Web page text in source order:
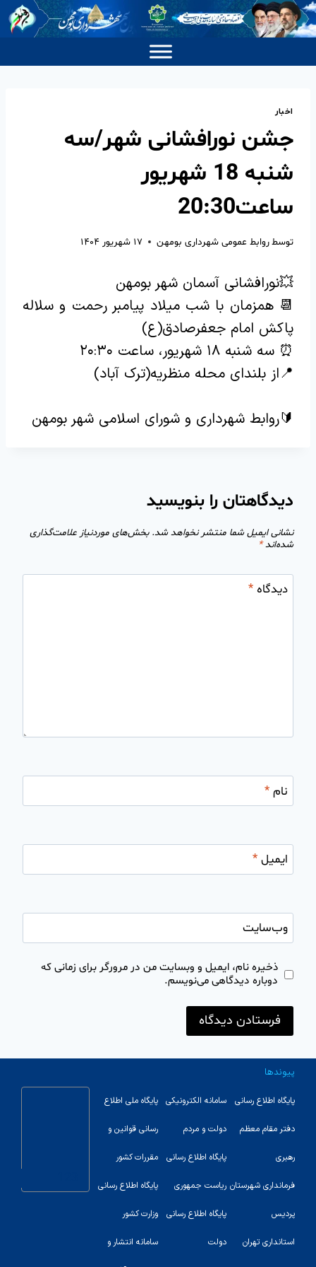
اخبار
جشن نورافشانی شهر/سه
شنبه 18 شهریور
ساعت20:30
توسطروابط عمومی شهرداری بومهن ۱۷ شهریور ۱۴۰۴
💥نورافشانی آسمان شهر بومهن
📆 همزمان با شب میلاد پیامبر رحمت و سلاله
پاکش امام جعفرصادق(ع)
⏰ سه شنبه ۱۸ شهریور، ساعت ۲۰:۳۰
📍از بلندای محله منظریه(ترک آباد)
🔰روابط شهرداری و شورای اسلامی شهر بومهن
دیدگاهتان را بنویسید
نشانی ایمیل شما منتشر نخواهد شد. بخش‌های موردنیاز علامت‌گذاری
شده‌اند*
دیدگاه*
نام*
ایمیل*
وب‌سایت
ذخیره نام، ایمیل و وبسایت من در مرورگر برای زمانی که
دوباره دیدگاهی می‌نویسم.
پیوندها
پایگاه اطلاع رسانی
دفتر مقام معظم
رهبری
فرمانداری شهرستان
پردیس
استانداری تهران
سامانه الکترونیکی
دولت و مردم
پایگاه اطلاع رسانی
ریاست جمهوری
پایگاه اطلاع رسانی
دولت
پایگاه ملی اطلاع
رسانی قوانین و
مقررات کشور
پایگاه اطلاع رسانی
وزارت کشور
سامانه انتشار و